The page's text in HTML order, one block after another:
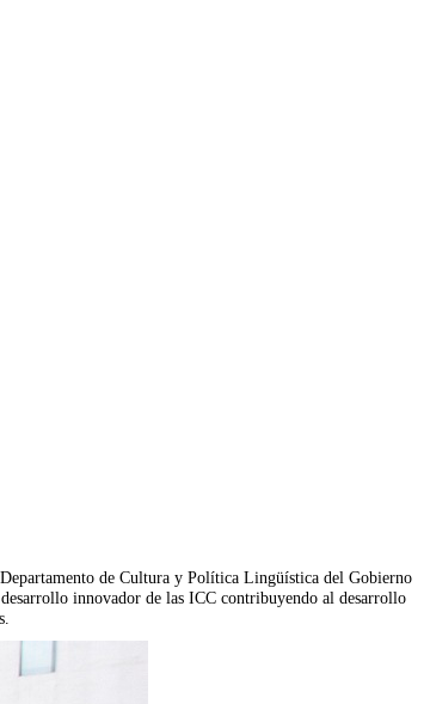
de Cultura y Política Lingüística del Gobierno
innovador de las ICC contribuyendo al desarrollo